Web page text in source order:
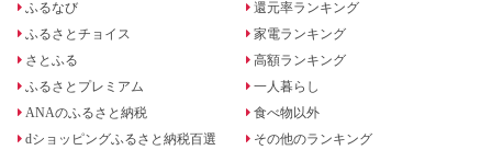
ふるなび
ふるさとチョイス
さとふる
ふるさとプレミアム
ANAのふるさと納税
dショッピングふるさと納税百選
還元率ランキング
家電ランキング
高額ランキング
一人暮らし
食べ物以外
その他のランキング